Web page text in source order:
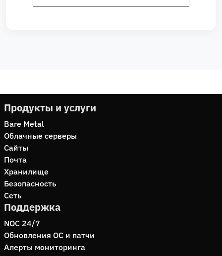
Продукты и услуги
Bare Metal
Облачные серверы
Сайты
Почта
Хранилище
Безопасность
Сеть
Поддержка
NOC 24/7
Обновления ОС и патчи
Алерты мониторинга